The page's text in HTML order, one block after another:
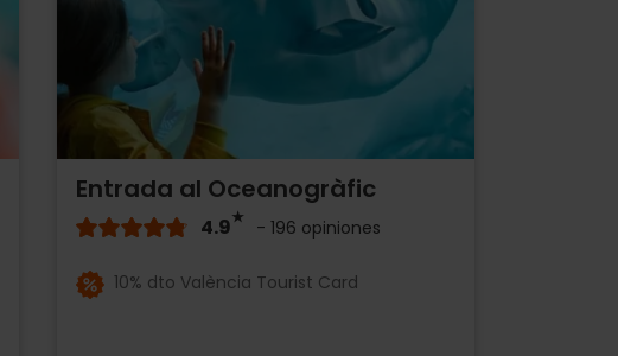
Entrada al Oceanogràfic
4.9 - 196 opiniones
10% dto València Tourist Card